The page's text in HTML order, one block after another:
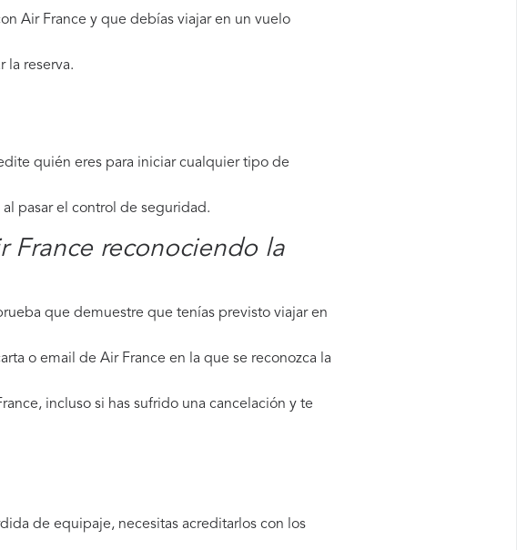
Air France y que debías viajar en un vuelo
la reserva.
quién eres para iniciar cualquier tipo de
pasar el control de seguridad.
France reconociendo la
que demuestre que tenías previsto viajar en
o email de Air France en la que se reconozca la
incluso si has sufrido una cancelación y te
de equipaje, necesitas acreditarlos con los